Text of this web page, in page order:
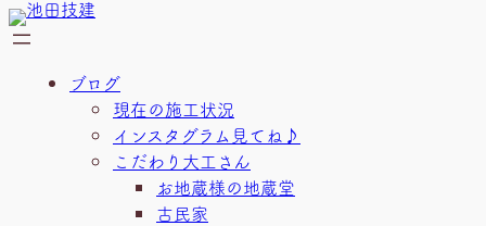
内
容
ブログ
現在の施工状況
インスタグラム見てね♪
こだわり大工さん
お地蔵様の地蔵堂
古民家